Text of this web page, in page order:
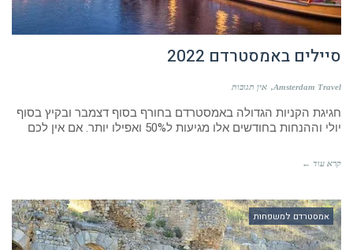
סיילים באמסטרדם 2022
Amsterdam Travel אין תגובות
חגיגת הקניות הגדולה באמסטרדם בחורף בסוף דצמבר ובקיץ בסוף
יולי וההנחות בחודשים אלו מגיעות ל50% ואפילו יותר. אם אין לכם
קרא עוד ←
אמסטרדם למשפחות